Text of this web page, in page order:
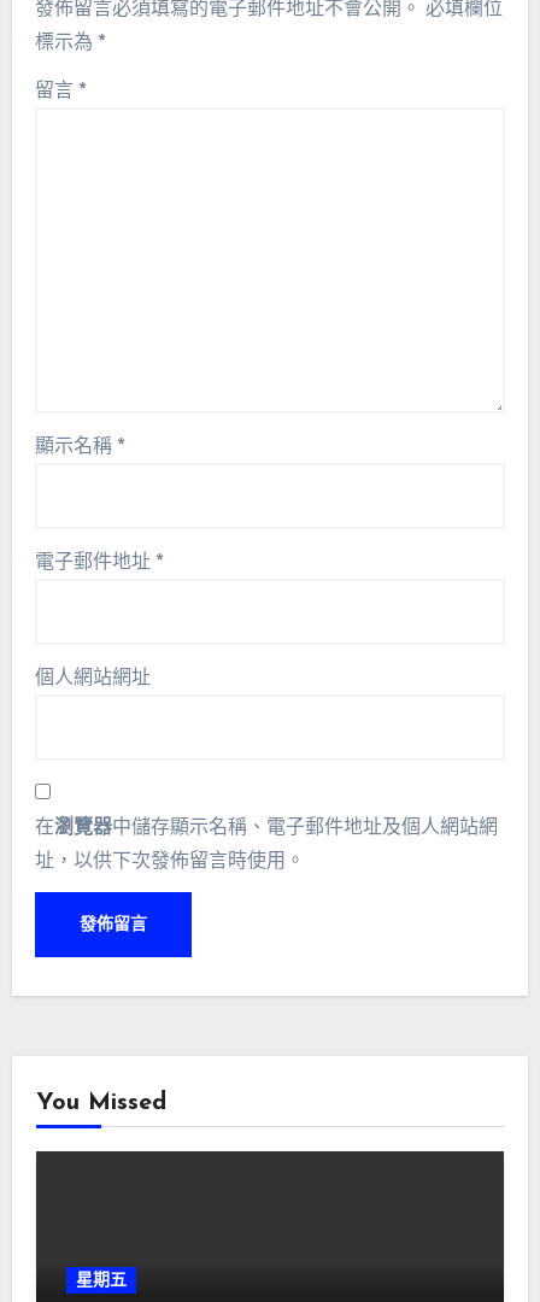
發佈留言必須填寫的電子郵件地址不會公開。 必填欄位
標示為 *
留言 *
顯示名稱 *
電子郵件地址 *
個人網站網址
在瀏覽器中儲存顯示名稱、電子郵件地址及個人網站網
址，以供下次發佈留言時使用。
You Missed
星期五